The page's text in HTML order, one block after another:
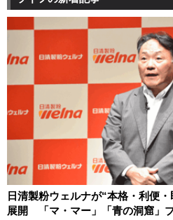
日清製粉ウェルナが“本格・利便
展開 「マ・マー」「青の洞窟」